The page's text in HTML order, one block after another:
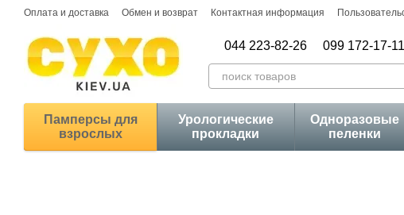
Перейти к основному контенту
Оплата и доставка Обмен и возврат Контактная информация
044 223-82-26 099 172-17-11
Памперсы для
взрослых
Урологические
прокладки
Одноразовые
пеленки